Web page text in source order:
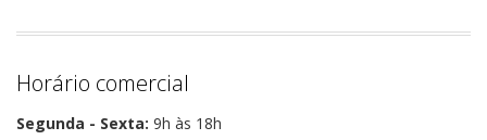
Horário comercial
Segunda - Sexta: 9h às 18h